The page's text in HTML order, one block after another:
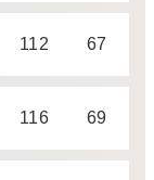
112 67
116 69